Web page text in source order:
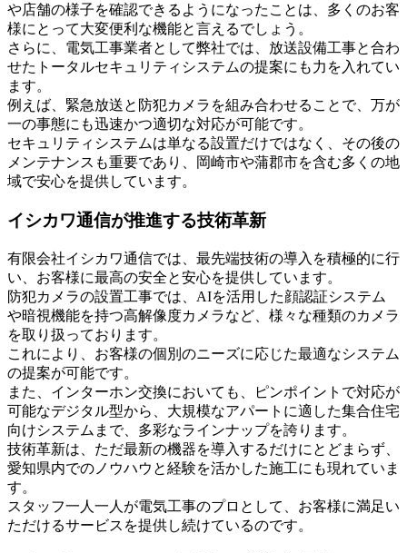
や店舗の様子を確認できるようになったことは、多くのお客
様にとって大変便利な機能と言えるでしょう。
さらに、電気工事業者として弊社では、放送設備工事と合わ
せたトータルセキュリティシステムの提案にも力を入れてい
ます。
例えば、緊急放送と防犯カメラを組み合わせることで、万が
一の事態にも迅速かつ適切な対応が可能です。
セキュリティシステムは単なる設置だけではなく、その後の
メンテナンスも重要であり、岡崎市や蒲郡市を含む多くの地
域で安心を提供しています。
イシカワ通信が推進する技術革新
有限会社イシカワ通信では、最先端技術の導入を積極的に行
い、お客様に最高の安全と安心を提供しています。
防犯カメラの設置工事では、AIを活用した顔認証システム
や暗視機能を持つ高解像度カメラなど、様々な種類のカメラ
を取り扱っております。
これにより、お客様の個別のニーズに応じた最適なシステム
の提案が可能です。
また、インターホン交換においても、ピンポイントで対応が
可能なデジタル型から、大規模なアパートに適した集合住宅
向けシステムまで、多彩なラインナップを誇ります。
技術革新は、ただ最新の機器を導入するだけにとどまらず、
愛知県内でのノウハウと経験を活かした施工にも現れていま
す。
スタッフ一人一人が電気工事のプロとして、お客様に満足い
ただけるサービスを提供し続けているのです。